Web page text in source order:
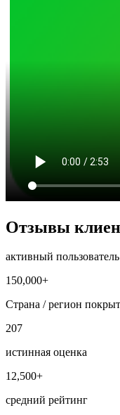
Отзывы
активный пользователь
150,000+
Страна / регион
207
истинная оценка
12,500+
средний рейтинг